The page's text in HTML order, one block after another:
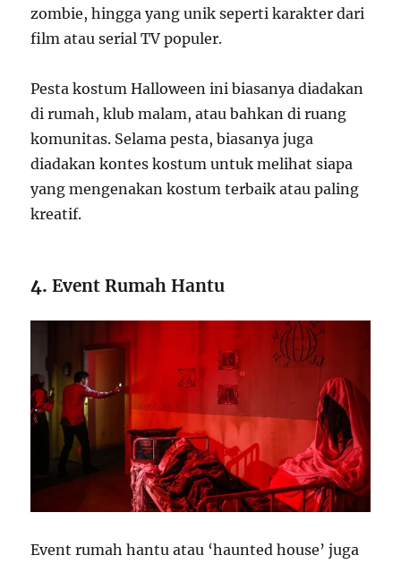
zombie, hingga yang unik seperti karakter dari
film atau serial TV populer.
Pesta kostum Halloween ini biasanya diadakan
di rumah, klub malam, atau bahkan di ruang
komunitas. Selama pesta, biasanya juga
diadakan kontes kostum untuk melihat siapa
yang mengenakan kostum terbaik atau paling
kreatif.
4.Event Rumah Hantu
Event rumah hantu atau ‘haunted house’ juga